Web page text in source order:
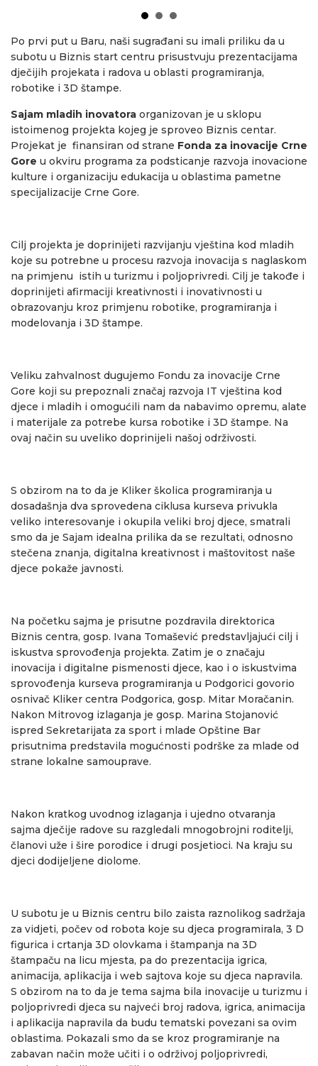
Po prvi put u Baru, naši sugrađani su imali priliku da u
subotu u Biznis start centru prisustvuju prezentacijama
dječijih projekata i radova u oblasti programiranja,
robotike i 3D štampe.
Sajam mladih inovatora organizovan je u sklopu
istoimenog projekta kojeg je sproveo Biznis centar.
Projekat je finansiran od strane Fonda za inovacije Crne
Gore u okviru programa za podsticanje razvoja inovacione
kulture i organizaciju edukacija u oblastima pametne
specijalizacije Crne Gore.
Cilj projekta je doprinijeti razvijanju vještina kod mladih
koje su potrebne u procesu razvoja inovacija s naglaskom
na primjenu istih u turizmu i poljoprivredi. Cilj je takođe i
doprinijeti afirmaciji kreativnosti i inovativnosti u
obrazovanju kroz primjenu robotike, programiranja i
modelovanja i 3D štampe.
Veliku zahvalnost dugujemo Fondu za inovacije Crne
Gore koji su prepoznali značaj razvoja IT vještina kod
djece i mladih i omogućili nam da nabavimo opremu, alate
i materijale za potrebe kursa robotike i 3D štampe. Na
ovaj način su uveliko doprinijeli našoj održivosti.
S obzirom na to da je Kliker školica programiranja u
dosadašnja dva sprovedena ciklusa kurseva privukla
veliko interesovanje i okupila veliki broj djece, smatrali
smo da je Sajam idealna prilika da se rezultati, odnosno
stečena znanja, digitalna kreativnost i maštovitost naše
djece pokaže javnosti.
Na početku sajma je prisutne pozdravila direktorica
Biznis centra, gosp. Ivana Tomašević predstavljajući cilj i
iskustva sprovođenja projekta. Zatim je o značaju
inovacija i digitalne pismenosti djece, kao i o iskustvima
sprovođenja kurseva programiranja u Podgorici govorio
osnivač Kliker centra Podgorica, gosp. Mitar Moračanin.
Nakon Mitrovog izlaganja je gosp. Marina Stojanović
ispred Sekretarijata za sport i mlade Opštine Bar
prisutnima predstavila mogućnosti podrške za mlade od
strane lokalne samouprave.
Nakon kratkog uvodnog izlaganja i ujedno otvaranja
sajma dječije radove su razgledali mnogobrojni roditelji,
članovi uže i šire porodice i drugi posjetioci. Na kraju su
djeci dodijeljene diolome.
U subotu je u Biznis centru bilo zaista raznolikog sadržaja
za vidjeti, počev od robota koje su djeca programirala, 3 D
figurica i crtanja 3D olovkama i štampanja na 3D
štampaču na licu mjesta, pa do prezentacija igrica,
animacija, aplikacija i web sajtova koje su djeca napravila.
S obzirom na to da je tema sajma bila inovacije u turizmu i
poljoprivredi djeca su najveći broj radova, igrica, animacija
i aplikacija napravila da budu tematski povezani sa ovim
oblastima. Pokazali smo da se kroz programiranje na
zabavan način može učiti i o održivoj poljoprivredi,